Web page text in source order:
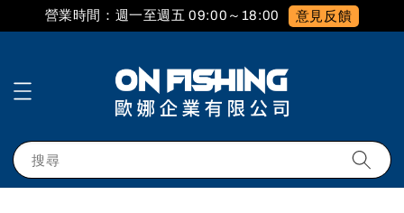
營業時間：週一至週五 09:00～18:00 意見反饋
搜尋